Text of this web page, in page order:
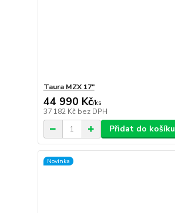
Taura MZX 17"
44 990 Kč/ks
37 182 Kč bez DPH
Přidat do košíku
Novinka